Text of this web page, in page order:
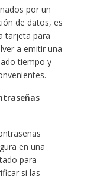
por un
de datos, es
tarjeta para
a emitir una
tiempo y
en una
para
si las